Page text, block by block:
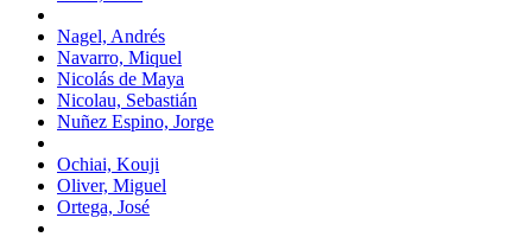
Nagel, Andrés
Navarro, Miquel
Nicolás de Maya
Nicolau, Sebastián
Nuñez Espino, Jorge
Ochiai, Kouji
Oliver, Miguel
Ortega, José